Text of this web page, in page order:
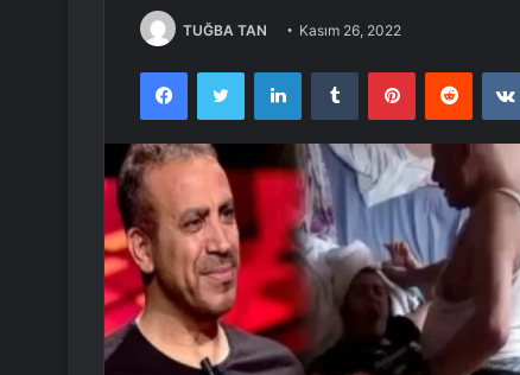
TUĞBA TAN Kasım 26, 2022
FacebookTwitter LinkedInTumblr PinterestReddit